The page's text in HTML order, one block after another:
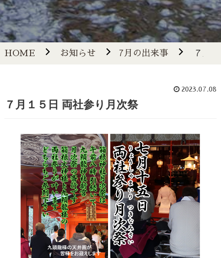
HOME お知らせ 7月の出来事 ７月
2023.07.08
７月１５日 両社参り月次祭